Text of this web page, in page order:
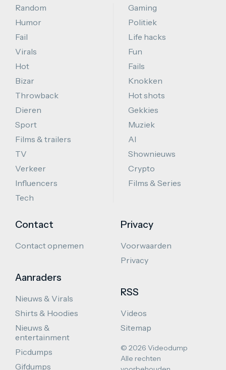
Random
Humor
Fail
Virals
Hot
Bizar
Throwback
Dieren
Sport
Films & trailers
TV
Verkeer
Influencers
Tech
Gaming
Politiek
Life hacks
Fun
Fails
Knokken
Hot shots
Gekkies
Muziek
AI
Shownieuws
Crypto
Films & Series
Contact
Contact opnemen
Aanraders
Nieuws & Virals
Shirts & Hoodies
Nieuws &
entertainment
Picdumps
Gifdumps
Privacy
Voorwaarden
Privacy
RSS
Videos
Sitemap
© 2026 Videodump
Alle rechten